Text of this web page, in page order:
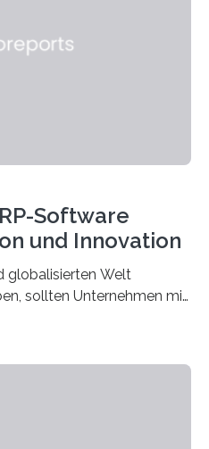
Rumpelstilzchen wird das
Software
und Innovation
globalisierten Welt
sollten Unternehmen mit
der Strecke bleiben